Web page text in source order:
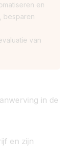
en
besparen
van
in de
en zijn